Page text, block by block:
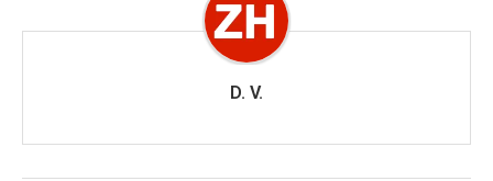
D. V.